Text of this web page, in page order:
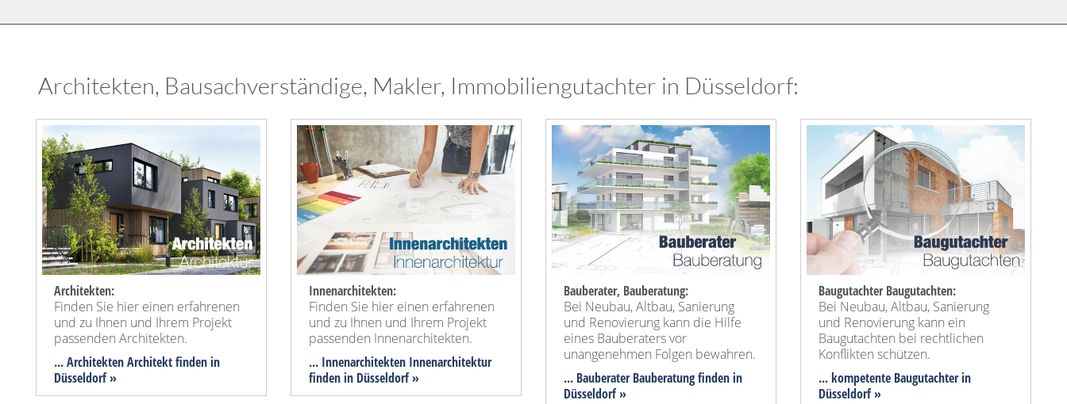
Architekten, Bausachverständige, Makler, Immobiliengutachter in Düsseldorf:
Architekten:
Finden Sie hier einen erfahrenen
und zu Ihnen und Ihrem Projekt
passenden Architekten.
... Architekten Architekt finden in
Düsseldorf »
Innenarchitekten:
Finden Sie hier einen erfahrenen
und zu Ihnen und Ihrem Projekt
passenden Innenarchitekten.
... Innenarchitekten Innenarchitektur
finden in Düsseldorf »
Bauberater, Bauberatung:
Bei Neubau, Altbau, Sanierung
und Renovierung kann die Hilfe
eines Bauberaters vor
unangenehmen Folgen bewahren.
... Bauberater Bauberatung finden in
Düsseldorf »
Baugutachter Baugutachten:
Bei Neubau, Altbau, Sanierung
und Renovierung kann ein
Baugutachten bei rechtlichen
Konflikten schützen.
... kompetente Baugutachter in
Düsseldorf »